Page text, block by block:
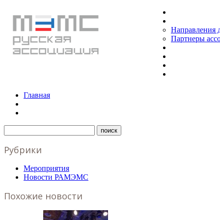
Направления
Партнеры
Главная
Рубрики
Мероприятия
Новости РАМЭМС
Похожие новости